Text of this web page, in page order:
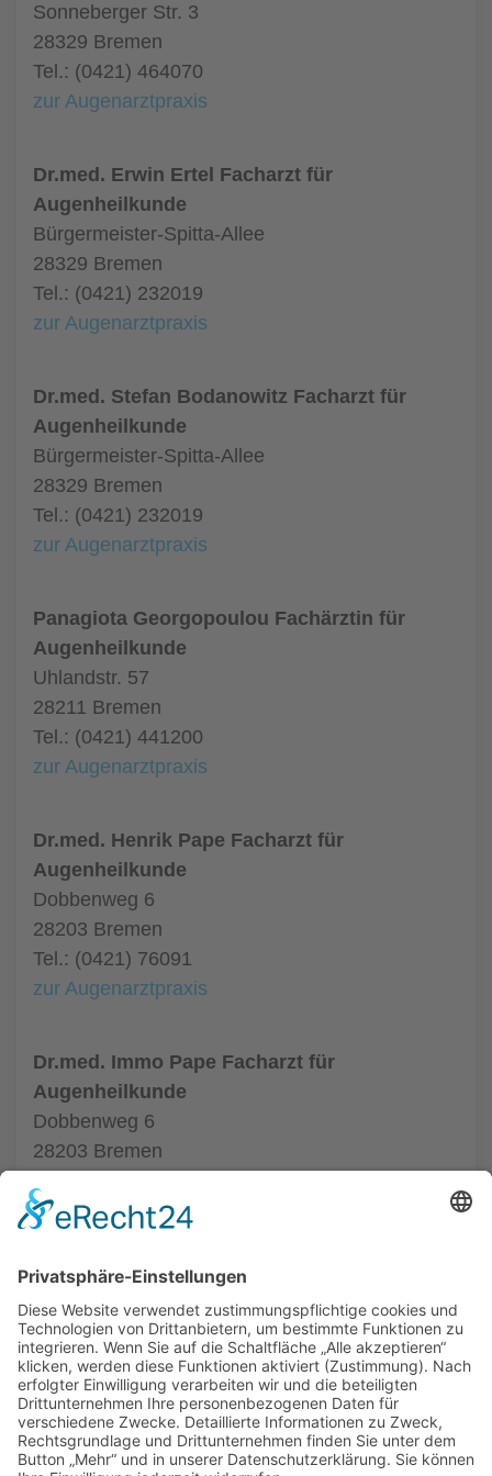
Sonneberger Str. 3
28329 Bremen
Tel.: (0421) 464070
zur Augenarztpraxis
Dr.med. Erwin Ertel Facharzt für
Augenheilkunde
Bürgermeister-Spitta-Allee
28329 Bremen
Tel.: (0421) 232019
zur Augenarztpraxis
Dr.med. Stefan Bodanowitz Facharzt für
Augenheilkunde
Bürgermeister-Spitta-Allee
28329 Bremen
Tel.: (0421) 232019
zur Augenarztpraxis
Panagiota Georgopoulou Fachärztin für
Augenheilkunde
Uhlandstr. 57
28211 Bremen
Tel.: (0421) 441200
zur Augenarztpraxis
Dr.med. Henrik Pape Facharzt für
Augenheilkunde
Dobbenweg 6
28203 Bremen
Tel.: (0421) 76091
zur Augenarztpraxis
Dr.med. Immo Pape Facharzt für
Augenheilkunde
Dobbenweg 6
28203 Bremen
zur Augenarztpraxis
ALLGEMEIN
AUGENÄRZTE